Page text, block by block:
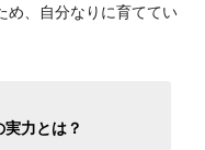
め、自分なりに育ててい
力とは？